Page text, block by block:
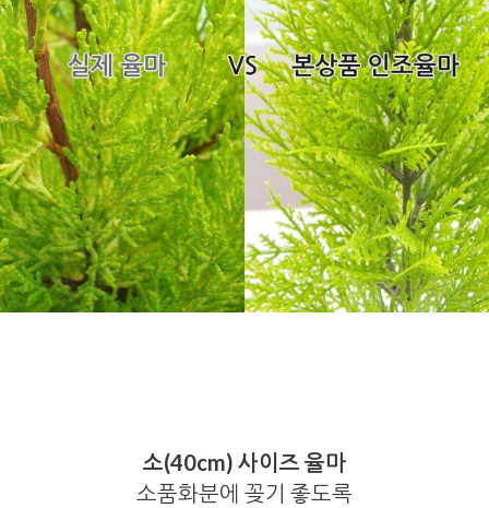
소(40cm) 사이즈 율마
소품화분에 꽂기 좋도록